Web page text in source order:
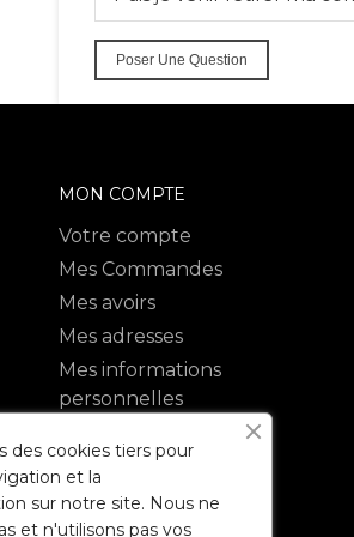
Poser Une Question
MON COMPTE
Votre compte
Mes Commandes
Mes avoirs
Mes adresses
Mes informations
personnelles
Mes bon de réduction
des cookies tiers pour
et la
sur notre site. Nous ne
et n'utilisons pas vos